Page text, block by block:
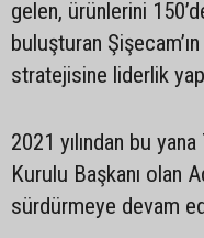
gelen, ürünlerini
buluşturan
stratejisine liderlik
2021 yılından bu
Kurulu Başkanı olan
sürdürmeye devam